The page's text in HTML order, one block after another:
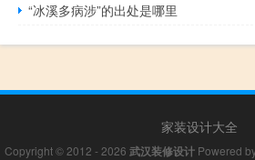
“冰溪多病涉”的出处是哪里
家装设计大全
Copyright © 2012 - 2026 武汉装修设计Powered